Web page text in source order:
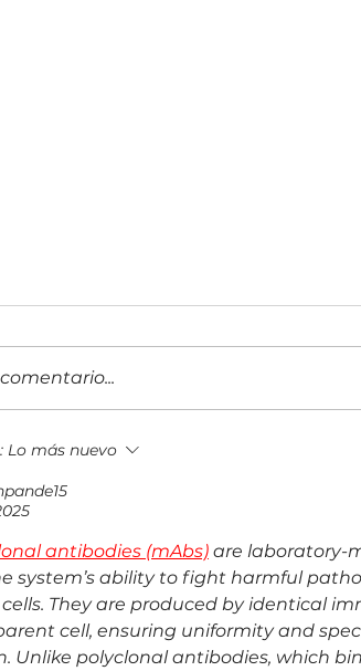
Guatemala 2026
de 400 empresarios
Lo más nuevo
antibodies (mAbs) are laboratory-
system’s ability to fight harmful
They are produced by identical
cell, ensuring uniformity and
Unlike polyclonal antibodies, which